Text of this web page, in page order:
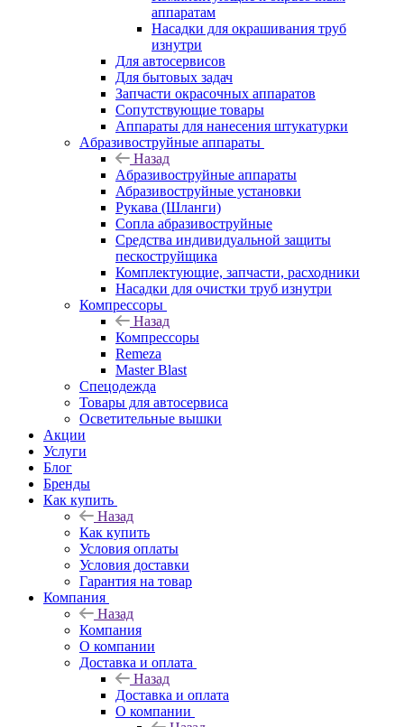
аппаратам
Насадки для окрашивания труб
изнутри
Для автосервисов
Для бытовых задач
Запчасти окрасочных аппаратов
Сопутствующие товары
Аппараты для нанесения штукатурки
Aбразивоструйные аппараты
Назад
Aбразивоструйные аппараты
Абразивоструйные установки
Рукава (Шланги)
Сопла абразивоструйные
Средства индивидуальной защиты
пескоструйщика
Комплектующие, запчасти, расходники
Насадки для очистки труб изнутри
Компрессоры
Назад
Компрессоры
Remeza
Master Blast
Спецодежда
Товары для автосервиса
Осветительные вышки
Акции
Услуги
Блог
Бренды
Как купить
Назад
Как купить
Условия оплаты
Условия доставки
Гарантия на товар
Компания
Назад
Компания
О компании
Доставка и оплата
Назад
Доставка и оплата
О компании